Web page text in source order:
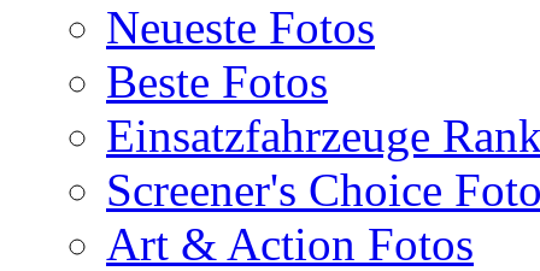
Neueste Fotos
Beste Fotos
Einsatzfahrzeuge
Screener's Choice
Art & Action Fotos